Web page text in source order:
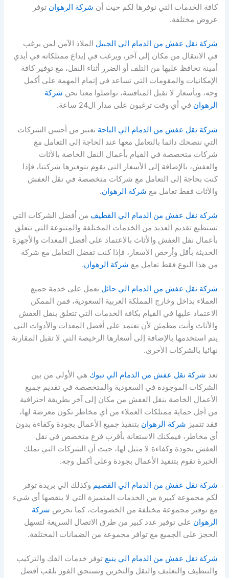
كافة الخدمات التي نوفرها لكم حيث أن شركة الرهوان توفر
عروض مختلفة.
شركة نقل عفش من الدمام الي الجبيل الملاذ الآمن لمن يرغب
في الانتقال من مكان إلى آخر، ويرغب في إيداع ممتلكاته في أيدي
أمينة تحافظ عليها من التلف أو الضرر أثناء النقل، مع توفير كافة
الإمكانيات والمقومات التي تساعد في إتمام المهمة على أكمل
وجه، وبأسعار لا تقبل المنافسة، تواصلوا معنا نحن شركة
الرهوان في أي وقت ترغبون على مدار ال24 ساعة.
شركة نقل عفش من الدمام الي الباحة تعتبر من أحسن الشركات
التي ننصحك دائما بالتعامل معها عند الحاجة إلى التعامل مع
شركات متخصصة في القيام بأعمال النقل الخاصة بالأثاث
والعفش، بالإضافة إلى الأسعار التي تقوم بتوفيرها شركتنا، فإذا
كنت بحاجة إلى التعامل مع شركات متخصصة في نقل العفش
والأثاث فقط تعامل مع شركة الرهوان.
شركة نقل عفش من الدمام الي القطيف من أفضل الشركات التي
تستطيع تقديم العديد من الخدمات المختلفة والمتنوعة التي تتعلق
بأعمال نقل العفش والأثاث بالاعتماد على أفضل المعدات والأجهزة
الحديثة بأقل وأرخص الأسعار، فإذا كنت تفضل التعامل مع شركة
من هذا النوع فقط تعامل مع شركة الرهوان.
شركة نقل عفش من الدمام الي حائل تعمل على خدمة جميع
العملاء بداخل وخارج المملكة العربية السعودية، فمن الممكن
الاعتماد عليها في القيام بكافة الخدمات التي تتعلق بنقل العفش
والأثاث وأنت مطمئن لأن تعتمد على أفضل المعدات والأدوات التي
يتم استخدمها بالإضافة إلى أسعارها الرخيصة التي لا تقبل المقارنة
نهائيا بالشركات الأخرى.
تعد شركة نقل عفش من الدمام الي تبوك هي الأولى من بين
الشركات الموجودة في السعودية والمتخصصة في تقديم جميع
الأعمال الخاصة بنقل العفش من مكان إلى آخر بطريقة احترافية
من أجل حماية ممتلكات العملاء من أي مخاطر تكون معرضة لها،
فقد تتميز شركة الرهوان بتنفيذ جميع الأعمال بجودة وكفاءة بدون
أي مخاطر، فيمكنك الاستعانة بأقرب فرع متخصص في نقل
العفش بجودة وكفاءة لا مثيل لها، حيث أن الشركات التي تملك
الخبرة تقوم بتنفيذ الأعمال بجودة وعلى أكمل وجه.
شركة نقل عفش من الدمام الي القصيم وكذلك الي بريدة توفر
لكم مجموعة كبيرة من الخدمات المتميزة التي لا ينقصها أي شيء
مع توفير مجموعة مختلفة من الخصومات، كما تحرص شركة
الرهوان على توفير عدد كبير من طرق الاتصال السريعة لتسهل
الحجز على الجميع مع توافر مجموعة من الضمانات المختلفة.
شركة نقل عفش من الدمام الي ينبع توفر خدمات الفك والتركيب
والتنظيف والتغليف والنقل والتخزين وتستحق الفوز بلقب أفضل